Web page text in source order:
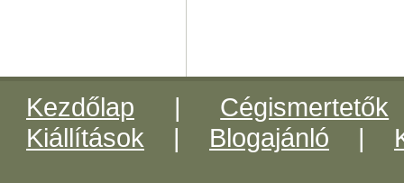
Kezdőlap | Cégismertetők
Kiállítások | Blogajánló |